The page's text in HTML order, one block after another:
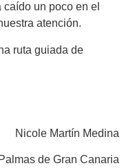
un poco en el
atención.
ruta guiada de
Nicole Martín Medina
de Gran Canaria